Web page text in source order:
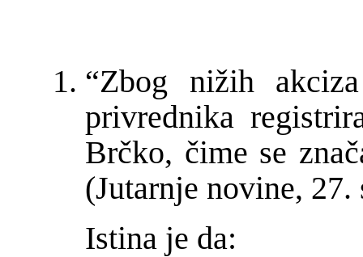
“Zbog nižih
privrednika
Brčko, čime se znač
(Jutarnje novine,
Istina je da: